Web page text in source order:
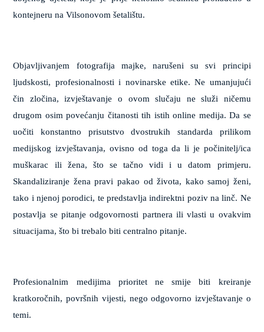
kontejneru na Vilsonovom šetalištu.
Objavljivanjem fotografija majke, narušeni su svi principi
ljudskosti, profesionalnosti i novinarske etike. Ne umanjujući
čin zločina, izvještavanje o ovom slučaju ne služi ničemu
drugom osim povećanju čitanosti tih istih online medija. Da se
uočiti konstantno prisutstvo dvostrukih standarda prilikom
medijskog izvještavanja, ovisno od toga da li je počinitelj/ica
muškarac ili žena, što se tačno vidi i u datom primjeru.
Skandaliziranje žena pravi pakao od života, kako samoj ženi,
tako i njenoj porodici, te predstavlja indirektni poziv na linč. Ne
postavlja se pitanje odgovornosti partnera ili vlasti u ovakvim
situacijama, što bi trebalo biti centralno pitanje.
Profesionalnim medijima prioritet ne smije biti kreiranje
kratkoročnih, površnih vijesti, nego odgovorno izvještavanje o
temi.